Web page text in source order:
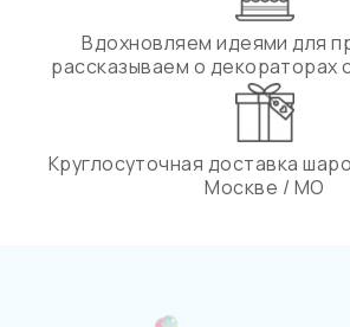
Вдохновляем идеями для
рассказываем о декораторах
Круглосуточная доставка
Москве / МО